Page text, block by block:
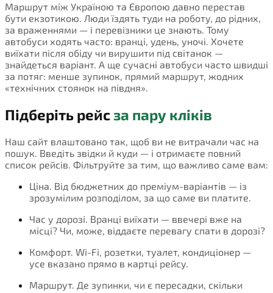
Маршрут між Україною та Європою давно перестав
бути екзотикою. Люди їздять туди на роботу, до рідних,
за враженнями — і перевізники це знають. Тому
автобуси ходять часто: вранці, удень, уночі. Хочете
виїхати після обіду чи вирушити під світанок —
знайдеться варіант. А ще сучасні автобуси часто швидші
за потяг: менше зупинок, прямий маршрут, жодних
«технічних стоянок на півдня».
Підберіть рейсза пару кліків
Наш сайт влаштовано так, щоб ви не витрачали час на
пошук. Введіть звідки й куди — і отримаєте повний
список рейсів. Фільтруйте за тим, що важливо саме вам:
Ціна. Від бюджетних до преміум-варіантів — із
зрозумілим розподілом, за що саме ви платите.
Час у дорозі. Вранці виїхати — ввечері вже на
місці? Чи, може, віддаєте перевагу спати в дорозі?
Комфорт. Wi-Fi, розетки, туалет, кондиціонер —
усе вказано прямо в картці рейсу.
Маршрут. Де зупинки, чи є пересадки, скільки